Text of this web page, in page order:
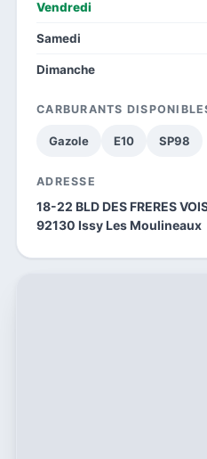
Vendredi
Samedi
Dimanche
CARBURANTS
Gazole E10 SP98
ADRESSE
18-22 BLD DES FRERES
92130 Issy Les Moulineaux